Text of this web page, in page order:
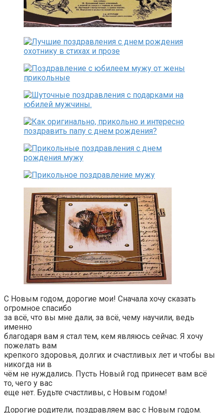
С Новым годом, дорогие мои! Сначала хочу сказать
огромное спасибо
за всё, что вы мне дали, за всё, чему научили, ведь
именно
благодаря вам я стал тем, кем являюсь сейчас. Я хочу
пожелать вам
крепкого здоровья, долгих и счастливых лет и чтобы вы
никогда ни в
чём не нуждались. Пусть Новый год принесет вам всё
то, чего у вас
еще нет. Будьте счастливы, с Новым годом!
Дорогие родители, поздравляем вас с Новым годом.